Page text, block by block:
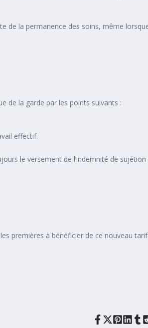
de la permanence des soins, même
de la garde par les points suivants :
effectif.
le versement de l’indemnité de
premières à bénéficier de ce nouveau